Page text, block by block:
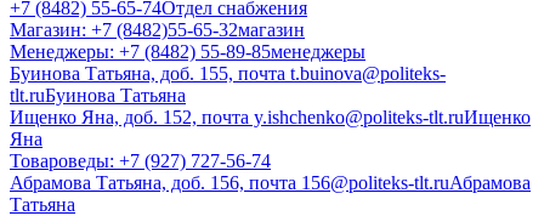
+7 (8482) 55-65-74Отдел снабжения
Магазин: +7 (8482)55-65-32магазин
Менеджеры: +7 (8482) 55-89-85менеджеры
Буинова Татьяна, доб. 155, почта t.buinova@politeks-
tlt.ruБуинова Татьяна
Ищенко Яна, доб. 152, почта y.ishchenko@politeks-tlt.ruИщенко
Яна
Товароведы: +7 (927) 727-56-74
Абрамова Татьяна, доб. 156, почта 156@politeks-tlt.ruАбрамова
Татьяна